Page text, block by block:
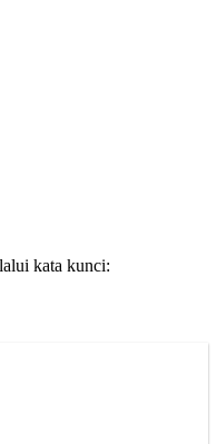
kata kunci: